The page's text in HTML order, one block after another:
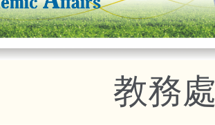
教務處